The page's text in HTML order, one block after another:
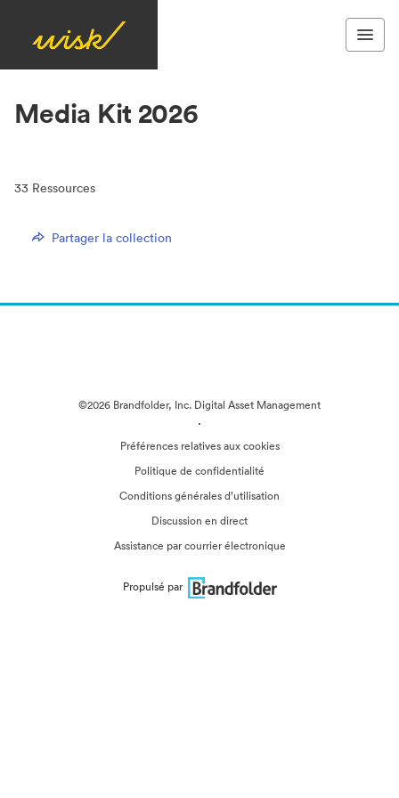
Media Kit 2026
33 Ressources
Partager la collection
©2026 Brandfolder, Inc. Digital Asset Management
·
Préférences relatives aux cookies
Politique de confidentialité
Conditions générales d’utilisation
Discussion en direct
Assistance par courrier électronique
Propulsé par